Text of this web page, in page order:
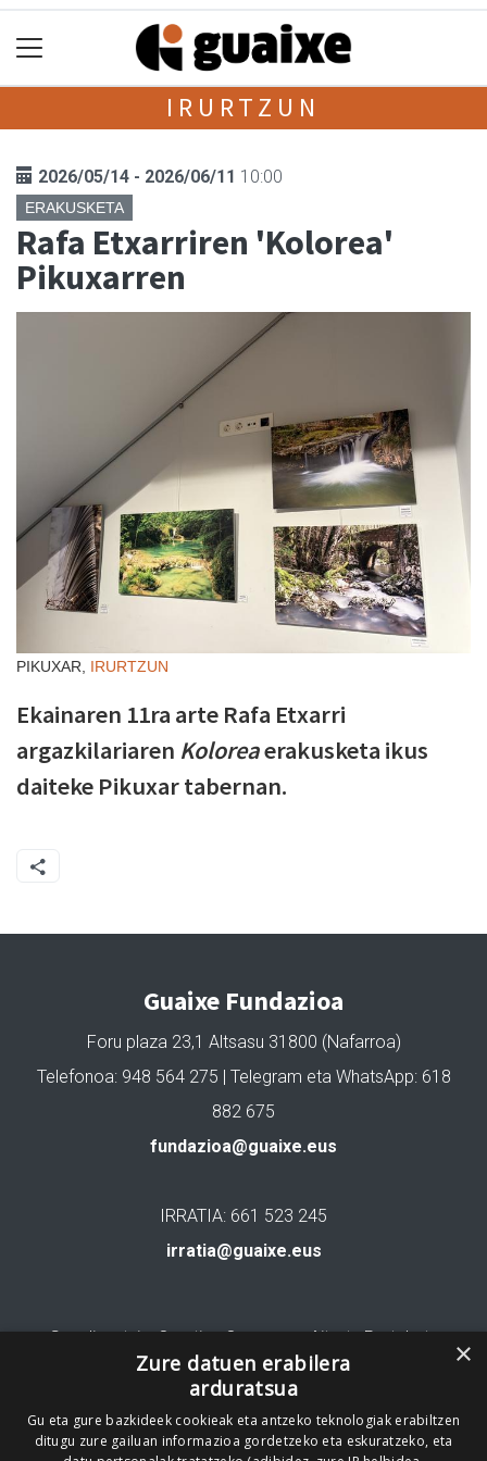
IRURTZUN
2026/05/14 - 2026/06/11 10:00
ERAKUSKETA
Rafa Etxarriren 'Kolorea'
Pikuxarren
PIKUXAR, IRURTZUN
Ekainaren 11ra arte Rafa Etxarri
argazkilariaren Koloreaerakusketa ikus
daiteke Pikuxar tabernan.
Guaixe Fundazioa
Foru plaza 23,1 Altsasu 31800 (Nafarroa)
Telefonoa: 948 564 275 | Telegram eta WhatsApp: 618
882 675
fundazioa@guaixe.eus
IRRATIA: 661 523 245
irratia@guaixe.eus
Gure lizentzia: Creative Commons Aitortu Partekatu
Codesyntaxek garatua
×
Zure datuen erabilera
arduratsua
Gu eta gure bazkideek cookieak eta antzeko teknologiak erabiltzen
ditugu zure gailuan informazioa gordetzeko eta eskuratzeko, eta